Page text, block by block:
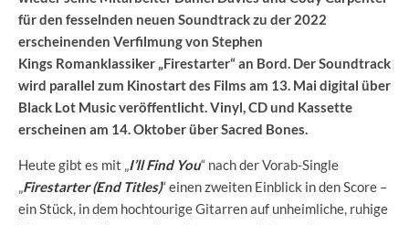
für den fesselnden neuen Soundtrack zu der 2022
erscheinenden Verfilmung von Stephen
Kings Romanklassiker „Firestarter“ an Bord. Der Soundtrack
wird parallel zum Kinostart des Films am 13. Mai digital über
Black Lot Music veröffentlicht. Vinyl, CD und Kassette
erscheinen am 14. Oktober über Sacred Bones.
Heute gibt es mit „I’ll Find You“ nach der Vorab-Single
„Firestarter (End Titles)“ einen zweiten Einblick in den Score –
ein Stück, in dem hochtourige Gitarren auf unheimliche, ruhige